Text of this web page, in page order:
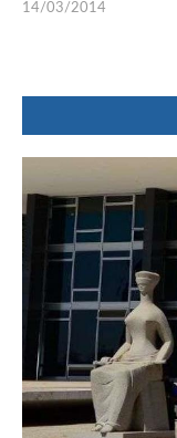
14/03/2014